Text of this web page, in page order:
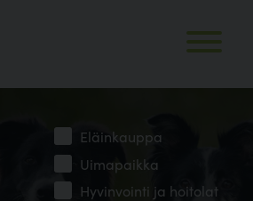
Eläinkauppa
Uimapaikka
Hyvinvointi ja hoitolat